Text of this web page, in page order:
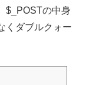
$_POSTの中身
くダブルクォー